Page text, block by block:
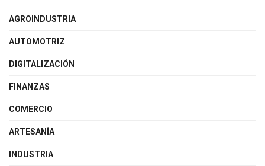
AGROINDUSTRIA
AUTOMOTRIZ
DIGITALIZACIÓN
FINANZAS
COMERCIO
ARTESANÍA
INDUSTRIA